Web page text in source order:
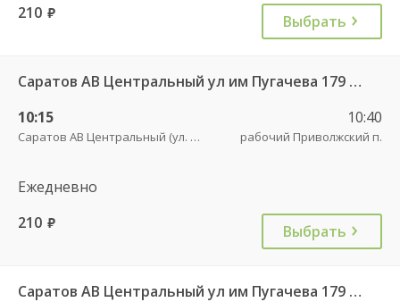
210 руб. Выбрать
Саратов АВ Центральный ул им Пугачева 179 А — Старая Полтавка
10:15
Саратов АВ Центральный (ул. им. Пугачева, 179 А)
10:40
рабочий Приволжский п.
Ежедневно
210 руб. Выбрать
Саратов АВ Центральный ул им Пугачева 179 А — Старая Полтавка